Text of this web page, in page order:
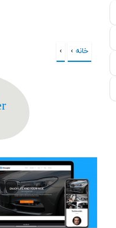
شما اینجا هستید
خانه ›
›